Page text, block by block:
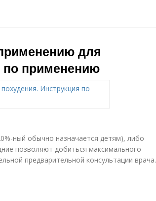
для
по применению
ный обычно назначается детям), либо
позволяют добиться максимального
предварительной консультации врача.